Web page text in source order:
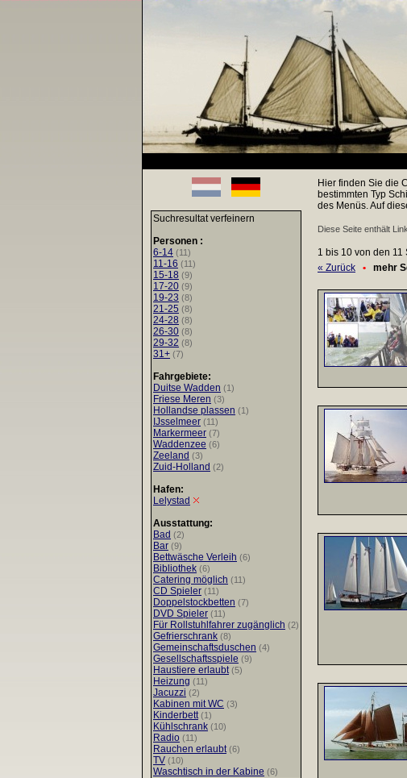
Suchresultat verfeinern
Personen :
6-14 (11)
11-16 (11)
15-18 (9)
17-20 (9)
19-23 (8)
21-25 (8)
24-28 (8)
26-30 (8)
29-32 (8)
31+ (7)
Fahrgebiete:
Duitse Wadden (1)
Friese Meren (3)
Hollandse plassen (1)
IJsselmeer (11)
Markermeer (7)
Waddenzee (6)
Zeeland (3)
Zuid-Holland (2)
Hafen:
Lelystad
Ausstattung:
Bad (2)
Bar (9)
Bettwäsche Verleih (6)
Bibliothek (6)
Catering möglich (11)
CD Spieler (11)
Doppelstockbetten (7)
DVD Spieler (11)
Für Rollstuhlfahrer zugänglich (2)
Gefrierschrank (8)
Gemeinschaftsduschen (4)
Gesellschaftsspiele (9)
Haustiere erlaubt (5)
Heizung (11)
Jacuzzi (2)
Kabinen mit WC (3)
Kinderbett (1)
Kühlschrank (10)
Radio (11)
Rauchen erlaubt (6)
TV (10)
Waschtisch in der Kabine (6)
Hier finden Sie die
bestimmten Typ
des Menüs. Auf
Diese Seite enthält
1 bis 10 von den 11
« Zurück
• mehr